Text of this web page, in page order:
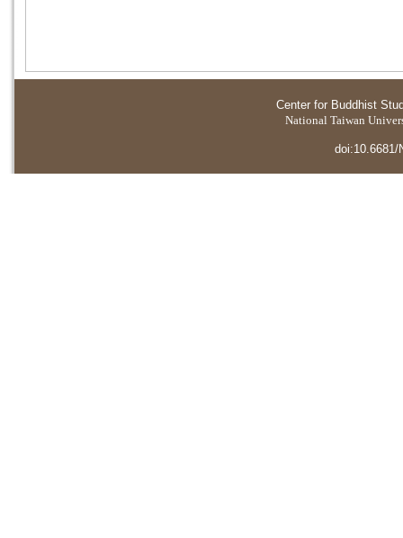
Center for Buddhist
National Taiwan
doi:10.6681/